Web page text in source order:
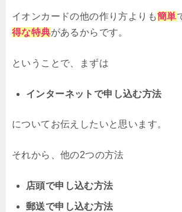
イオンカードの他の作り方よりも簡単
得な特典があるからです。
ということで、まずは
インターネットで申し込む方法
についてお伝えしたいと思います。
それから、他の2つの方法
店頭で申し込む方法
郵送で申し込む方法